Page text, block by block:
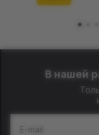
В нашей
E-mail